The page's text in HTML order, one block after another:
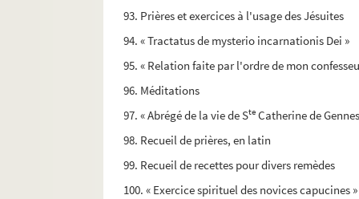
93. Prières et exercices à l'usage des Jésuites
94. « Tractatus de mysterio incarnationis Dei »
95. « Relation faite par l'ordre de mon
96. Méditations
97. « Abrégé de la vie de Ste Catherine de
98. Recueil de prières, en latin
99. Recueil de recettes pour divers remèdes
100. « Exercice spirituel des novices capucines »